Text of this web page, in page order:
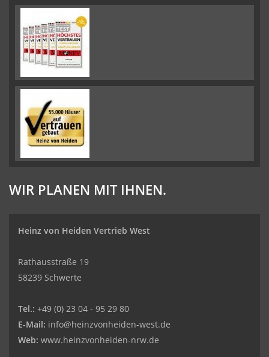
WIR PLANEN MIT IHNEN.
Heinz von Heiden Vertrieb West
Rathausstraße 19
58239 Schwerte
Tel.: +49 (0) 23 04 - 95 29 80
E-Mail: info@heinzvonheiden-west.de
Web: www.heinzvonheiden-nrw.de